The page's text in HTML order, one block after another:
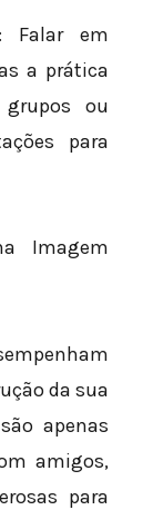
: Falar em
a prática
ou
para
Imagem
da sua
apenas
amigos,
para